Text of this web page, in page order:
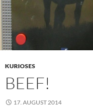
KURIOSES
BEEF!
17. AUGUST 2014